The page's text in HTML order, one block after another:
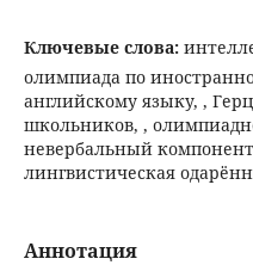
Ключевые слова:
олимпиада по
английскому языку, ,
школьников, ,
невербальный
лингвистическая
Аннотация